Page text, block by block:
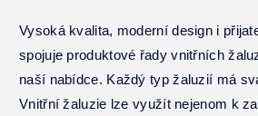
Vysoká kvalita, moderní design i
spojuje produktové řady vnitřních
naší nabídce. Každý typ žaluzií má
Vnitřní žaluzie lze využít nejenom k
Další produkty
O nás